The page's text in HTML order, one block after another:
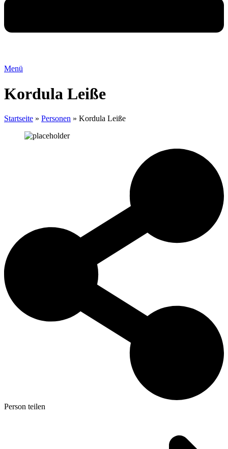
Menü
Kordula Leiße
Startseite » Personen » Kordula Leiße
Person teilen